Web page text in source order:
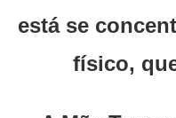
está se
físico,